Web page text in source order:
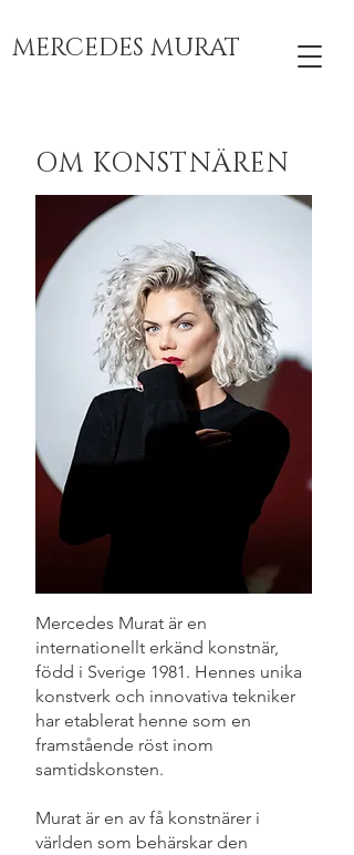
MERCEDES MURAT
OM KONSTNÄREN
Mercedes Murat är en
internationellt erkänd konstnär,
född i Sverige 1981. Hennes unika
konstverk och innovativa tekniker
har etablerat henne som en
framstående röst inom
samtidskonsten.
Murat är en av få konstnärer i
världen som behärskar den